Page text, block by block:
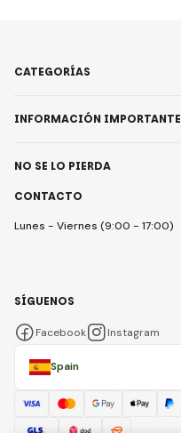
CONTACTO
Lunes - Viernes (9:00 - 17:00)
CATEGORÍAS
INFORMACIÓN IMPORTANTE
NO SE LO PIERDA
Spain
SÍGUENOS
Facebook Instagram